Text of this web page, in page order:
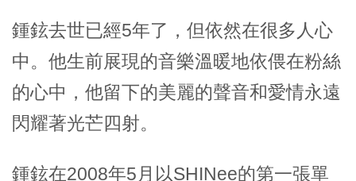
鍾鉉去世已經5年了，但依然在很多人心
中。他生前展現的音樂溫暖地依偎在粉絲
的心中，他留下的美麗的聲音和愛情永遠
閃耀著光芒四射。
鍾鉉在2008年5月以SHINee的第一張單